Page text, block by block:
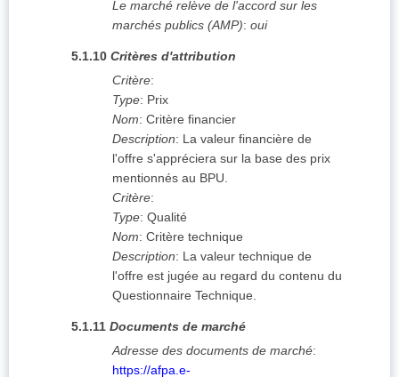
Le marché relève de l'accord sur les
marchés publics (AMP): oui
5.1.10 Critères d'attribution
Critère:
Type: Prix
Nom: Critère financier
Description: La valeur financière de
l'offre s'appréciera sur la base des prix
mentionnés au BPU.
Critère:
Type: Qualité
Nom: Critère technique
Description: La valeur technique de
l'offre est jugée au regard du contenu du
Questionnaire Technique.
5.1.11 Documents de marché
Adresse des documents de marché:
https://afpa.e-